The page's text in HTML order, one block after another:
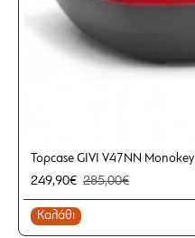
Topcase GIVI V47NN Monokey
249,90€ 285,00€
Καλάθι